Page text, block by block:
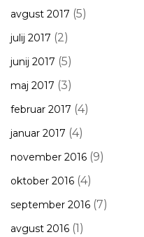
avgust 2017 (5)
julij 2017 (2)
junij 2017 (5)
maj 2017 (3)
februar 2017 (4)
januar 2017 (4)
november 2016 (9)
oktober 2016 (4)
september 2016 (7)
avgust 2016 (1)